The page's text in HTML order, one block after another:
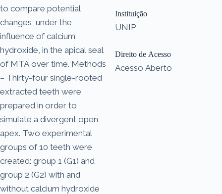
to compare potential
changes, under the
influence of calcium
hydroxide, in the apical seal
of MTA over time. Methods
– Thirty-four single-rooted
extracted teeth were
prepared in order to
simulate a divergent open
apex. Two experimental
groups of 10 teeth were
created: group 1 (G1) and
group 2 (G2) with and
without calcium hydroxide
Instituição
UNIP
Direito de Acesso
Acesso Aberto